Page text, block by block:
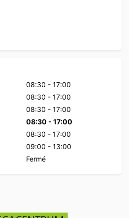
08:30 - 17:00
08:30 - 17:00
08:30 - 17:00
08:30 - 17:00
08:30 - 17:00
09:00 - 13:00
Fermé